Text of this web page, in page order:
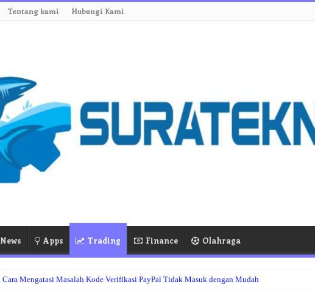
Tentang kami Hubungi Kami
News Apps Trading Finance Olahraga
Cara Mengatasi Masalah Kode Verifikasi PayPal Tidak Masuk dengan Mudah